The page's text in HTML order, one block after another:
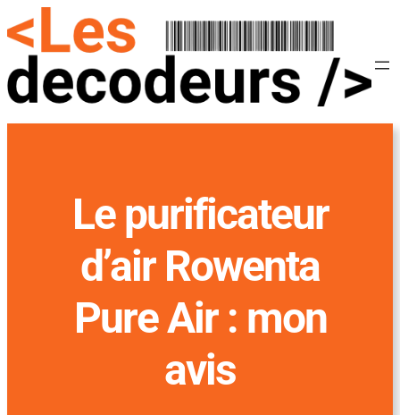
Le purificateur
d’air Rowenta
Pure Air : mon
avis